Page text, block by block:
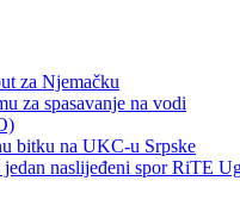
za Njemačku
za spasavanje na vodi
bitku na UKC-u Srpske
naslijeđeni spor RiTE